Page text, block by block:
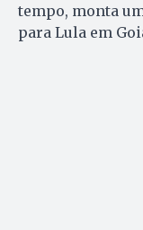
tempo, monta
para Lula em